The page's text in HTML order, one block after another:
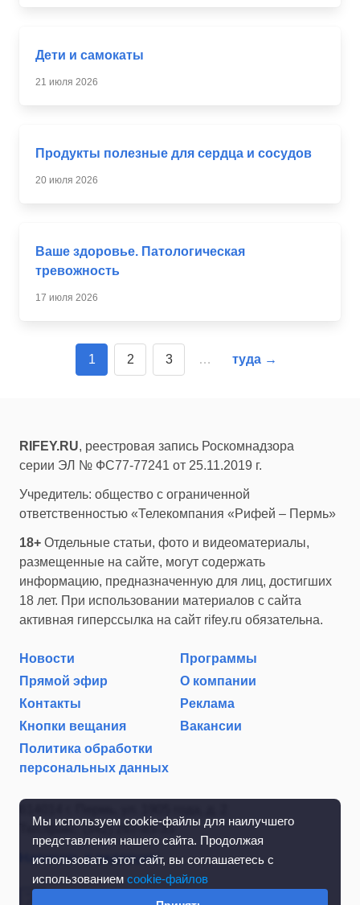
Дети и самокаты
21 июля 2026
Продукты полезные для сердца и сосудов
20 июля 2026
Ваше здоровье. Патологическая
тревожность
17 июля 2026
1 2 3 … туда →
Мы используем cookie-файлы для наилучшего
представления нашего сайта. Продолжая
использовать этот сайт, вы соглашаетесь с
использованием cookie-файлов
RIFEY.RU, реестровая запись Роскомнадзора
серии ЭЛ № ФС77-77241 от 25.11.2019 г.
Учредитель: общество с ограниченной
ответственностью «Телекомпания «Рифей – Пермь»
18+ Отдельные статьи, фото и видеоматериалы,
размещенные на сайте, могут содержать
информацию, предназначенную для лиц, достигших
18 лет. При использовании материалов с сайта
активная гиперссылка на сайт rifey.ru обязательна.
Новости
Программы
Прямой эфир
О компании
Контакты
Реклама
Кнопки вещания
Вакансии
Политика обработки
персональных данных
Тел./факс: (342) 267-85-35
Написать в редакцию